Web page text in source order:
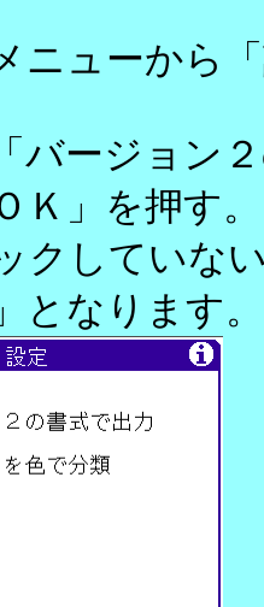
ニューから
バージョン
Ｋ」を押す。
していない
となります。